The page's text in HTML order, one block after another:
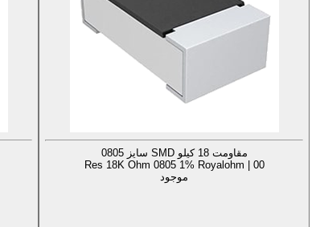
مقاومت 18 کیلو SMD سایز 0805
Res 18K Ohm 0805 1% Royalohm | 00
موجود